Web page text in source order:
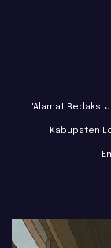
"Alamat
Kabupaten